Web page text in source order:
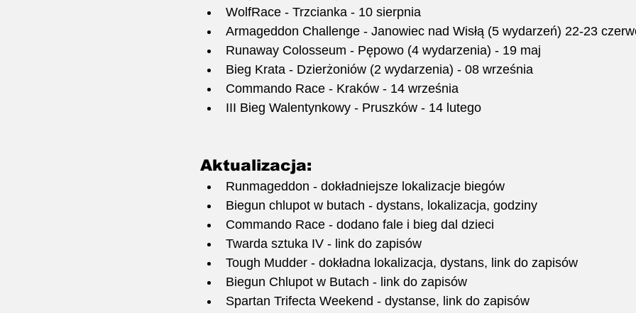
WolfRace - Trzcianka - 10 sierpnia
Armageddon Challenge - Janowiec nad Wisłą (5 wydarzeń) 22-23
Runaway Colosseum - Pępowo (4 wydarzenia) - 19 maj
Bieg Krata - Dzierżoniów (2 wydarzenia) - 08 września
Commando Race - Kraków - 14 września
III Bieg Walentynkowy - Pruszków - 14 lutego
Aktualizacja:
Runmageddon - dokładniejsze lokalizacje biegów
Biegun chlupot w butach - dystans, lokalizacja, godziny
Commando Race - dodano fale i bieg dal dzieci
Twarda sztuka IV - link do zapisów
Tough Mudder - dokładna lokalizacja, dystans, link do zapisów
Biegun Chlupot w Butach - link do zapisów
Spartan Trifecta Weekend - dystanse, link do zapisów